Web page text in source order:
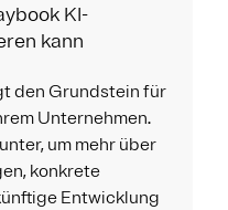
KI-
kann
den Grundstein für
Unternehmen.
um mehr über
konkrete
Entwicklung